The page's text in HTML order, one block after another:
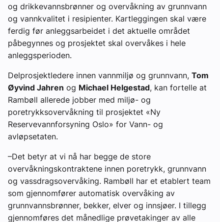
og drikkevannsbrønner og overvåkning av grunnvann
og vannkvalitet i resipienter. Kartleggingen skal være
ferdig før anleggsarbeidet i det aktuelle området
påbegynnes og prosjektet skal overvåkes i hele
anleggsperioden.
Delprosjektledere innen vannmiljø og grunnvann, Tom
Øyvind Jahren og Michael Helgestad, kan fortelle at
Rambøll allerede jobber med miljø- og
poretrykksovervåkning til prosjektet «Ny
Reservevannforsyning Oslo» for Vann- og
avløpsetaten.
–Det betyr at vi nå har begge de store
overvåkningskontraktene innen poretrykk, grunnvann
og vassdragsovervåking. Rambøll har et etablert team
som gjennomfører automatisk overvåking av
grunnvannsbrønner, bekker, elver og innsjøer. I tillegg
gjennomføres det månedlige prøvetakinger av alle